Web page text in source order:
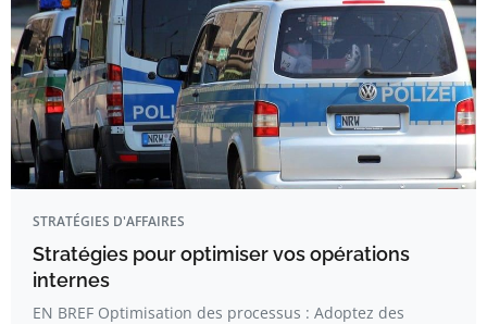
STRATÉGIES D'AFFAIRES
Stratégies pour optimiser vos opérations
internes
EN BREF Optimisation des processus : Adoptez des